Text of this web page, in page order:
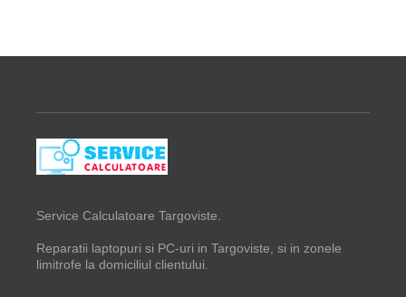
Service Calculatoare Targoviste.
Reparatii laptopuri si PC-uri in Targoviste, si in zonele
limitrofe la domiciliul clientului.